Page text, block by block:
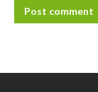
Post comment